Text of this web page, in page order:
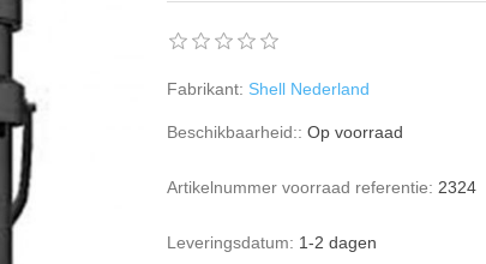
Fabrikant: Shell Nederland
Beschikbaarheid:: Op voorraad
Artikelnummer voorraad referentie: 2324
Leveringsdatum: 1-2 dagen